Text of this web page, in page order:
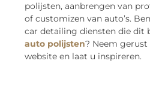
polijsten, aanbrengen van
of customizen van auto’s.
car detailing diensten die dit
auto polijsten? Neem gerust
website en laat u inspireren.